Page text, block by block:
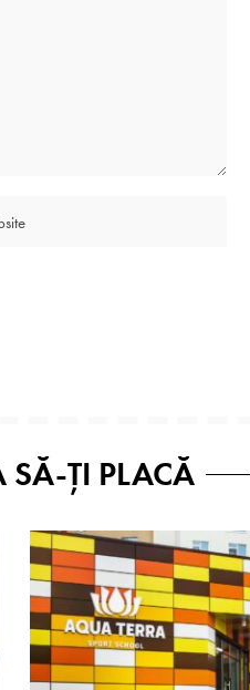
SĂ-ȚI PLACĂ